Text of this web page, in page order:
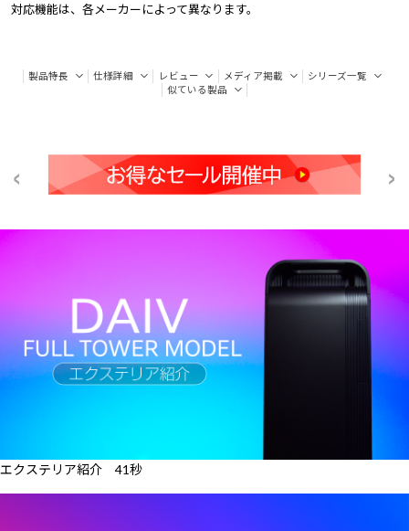
対応機能は、各メーカーによって異なります。
製品特長 仕様詳細 レビュー メディア掲載
シリーズ一覧
似ている製品
エクステリア紹介 41秒